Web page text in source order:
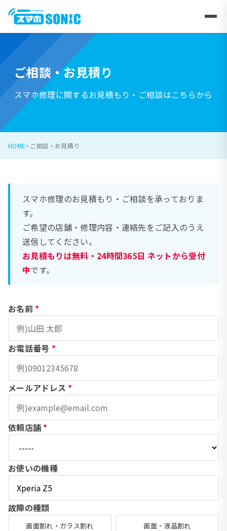
ご相談・お見積り
スマホ修理に関するお見積もり・ご相談はこちらから
HOME ご相談・お見積り
スマホ修理のお見積もり・ご相談を承っておりま
す。
ご希望の店舗・修理内容・連絡先をご記入のうえ
送信してください。
お見積もりは無料・24時間365日 ネットから受付
中です。
お名前 *
お電話番号 *
メールアドレス *
依頼店舗 *
お使いの機種
故障の種類
画面割れ・ガラス割れ 画面・液晶割れ